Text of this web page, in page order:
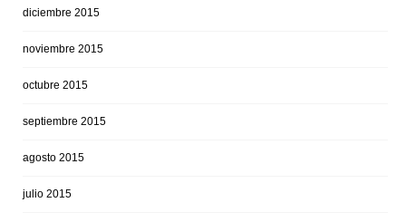
diciembre 2015
noviembre 2015
octubre 2015
septiembre 2015
agosto 2015
julio 2015